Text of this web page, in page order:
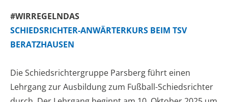
#WIRREGELNDAS
SCHIEDSRICHTER-ANWÄRTERKURS BEIM TSV
BERATZHAUSEN
Die Schiedsrichtergruppe Parsberg führt einen
Lehrgang zur Ausbildung zum Fußball-Schiedsrichter